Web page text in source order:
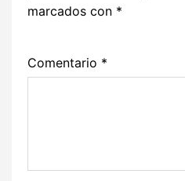
marcados con *
Comentario *